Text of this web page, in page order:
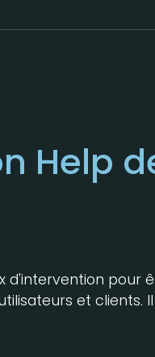
Help
d'intervention pour
et clients. Il